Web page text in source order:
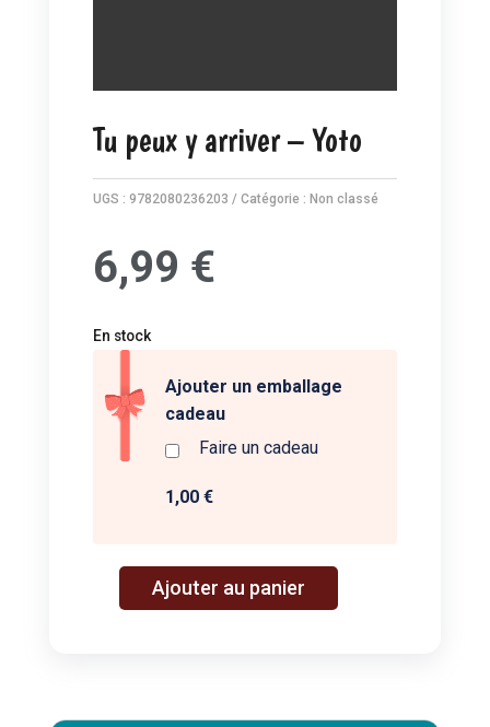
Tu peux y arriver – Yoto
UGS : 9782080236203 Catégorie : Non classé
6,99 €
En stock
Ajouter un emballage
cadeau
Faire un cadeau
1,00 €
quantité
Ajouter au panier
l
n